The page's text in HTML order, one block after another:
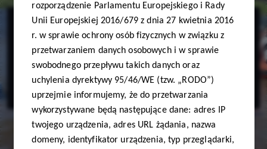
Baza
Pontonowa
Everal
rozporządzenie Parlamentu Europejskiego i Rady
Unii Europejskiej 2016/679 z dnia 27 kwietnia 2016
r. w sprawie ochrony osób fizycznych w związku z
przetwarzaniem danych osobowych i w sprawie
swobodnego przepływu takich danych oraz
uchylenia dyrektywy 95/46/WE (tzw. „RODO”)
uprzejmie informujemy, że do przetwarzania
wykorzystywane będą następujące dane: adres IP
twojego urządzenia, adres URL żądania, nazwa
domeny, identyfikator urządzenia, typ przeglądarki,